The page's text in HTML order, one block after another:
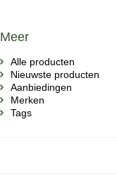
Meer
Alle producten
Nieuwste producten
Aanbiedingen
Merken
Tags